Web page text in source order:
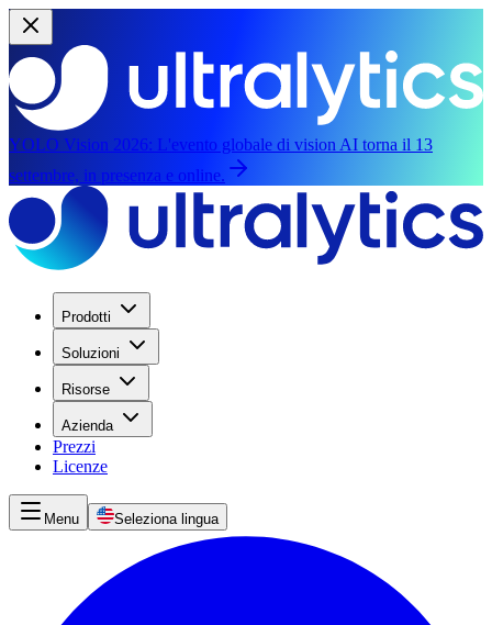
YOLO Vision 2026: L'evento globale di vision AI torna il 13
settembre, in presenza e online.
Prodotti
Soluzioni
Risorse
Azienda
Prezzi
Licenze
Menu Seleziona lingua